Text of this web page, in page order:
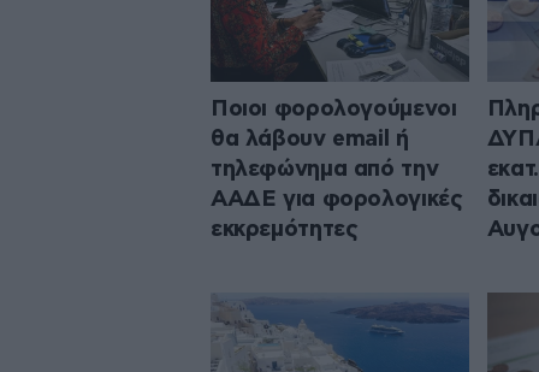
Ποιοι φορολογούμενοι
θα λάβουν email ή
τηλεφώνημα από την
ΑΑΔΕ για φορολογικές
εκκρεμότητες